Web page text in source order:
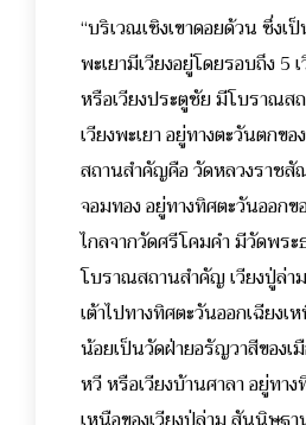
“บริเวณเชิงเขาดอยด้วน ซึ่งเ
พะเยามีเวียงอยู่โดยรอบถึง 5
หรือเวียงประตูชัย มีโบราณส
เวียงพะเยา อยู่ทางตะวันตกข
สถานสำคัญคือ วัดหลวงราชสั
จอมทอง อยู่ทางทิศตะวันออกข
ไกลจากวัดศรีโคมคำ มีวัดพร
โบราณสถานสำคัญ เวียงปู่ล่า
เต้าไปทางทิศตะวันออกเฉียงเ
น้อยเป็นวัดฝ่ายอรัญวาสีของเ
หวี หรือเวียงบ้านศาลา อยู่ทา